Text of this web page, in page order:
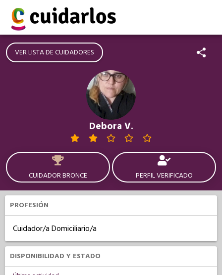
VER LISTA DE CUIDADORES
Debora V.
CUIDADOR BRONCE PERFIL VERIFICADO
PROFESIÓN
Cuidador/a Domiciliario/a
DISPONIBILIDAD Y ESTADO